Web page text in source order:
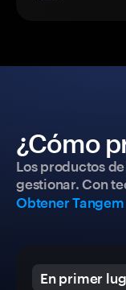
¿Cómo
Los productos
gestionar. Con
Obtener Tangem
En primer